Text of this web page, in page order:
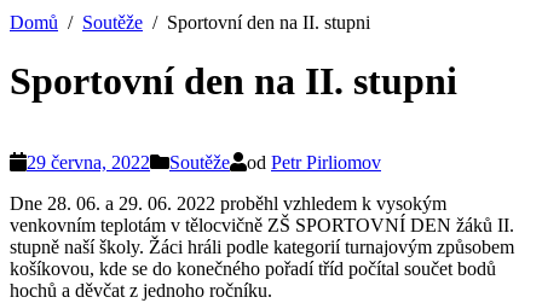
Domů Soutěže Sportovní den na II. stupni
Sportovní den na II. stupni
29 června, 2022 Soutěže od Petr Pirliomov
Dne 28. 06. a 29. 06. 2022 proběhl vzhledem k vysokým
venkovním teplotám v tělocvičně ZŠ SPORTOVNÍ DEN žáků II.
stupně naší školy. Žáci hráli podle kategorií turnajovým způsobem
košíkovou, kde se do konečného pořadí tříd počítal součet bodů
hochů a děvčat z jednoho ročníku.